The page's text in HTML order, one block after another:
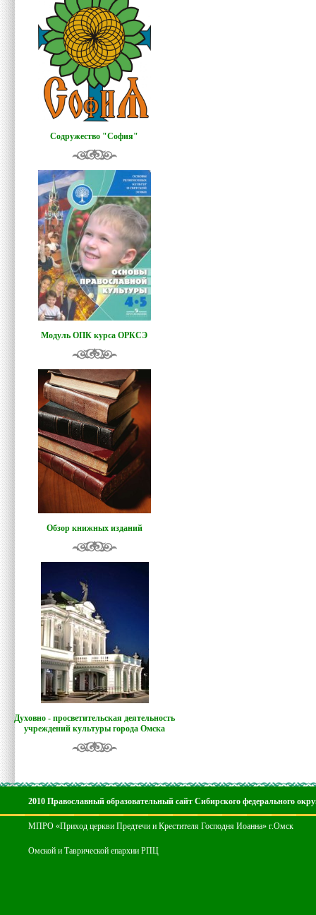
Содружество "София"
Модуль ОПК курса ОРКСЭ
Обзор книжных изданий
Духовно - просветительская деятельность
учреждений культуры города Омска
2010 Православный образовательный сайт Сибирского федерального
МПРО «Приход церкви Предтечи и Крестителя Господня Иоанна» г.Омск
Омской и Таврической епархии РПЦ